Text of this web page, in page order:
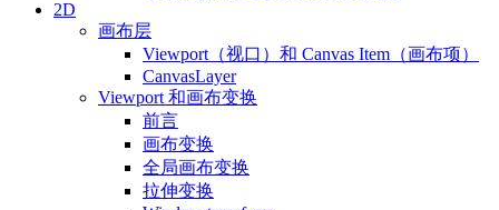
2D
画布层
Viewport（视口）和 Canvas Item（画布项）
CanvasLayer
Viewport 和画布变换
前言
画布变换
全局画布变换
拉伸变换